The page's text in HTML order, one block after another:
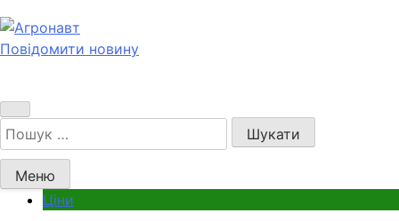
Агронавт
Новини українського агробізнесу
Повідомити новину
Пошук:
Меню
Ціни